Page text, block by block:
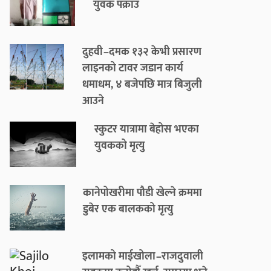
युवक पक्राउ
दुहवी–दमक १३२ केभी प्रसारण
लाइनको टावर जडान कार्य
धमाधम, ४ बजेपछि मात्र बिजुली
आउने
स्कुटर यात्रामा बेहोस भएका
युवकको मृत्यु
कानेपोखरीमा पौडी खेल्ने क्रममा
डुबेर एक बालकको मृत्यु
इलामको माईखोला–राजदुवाली